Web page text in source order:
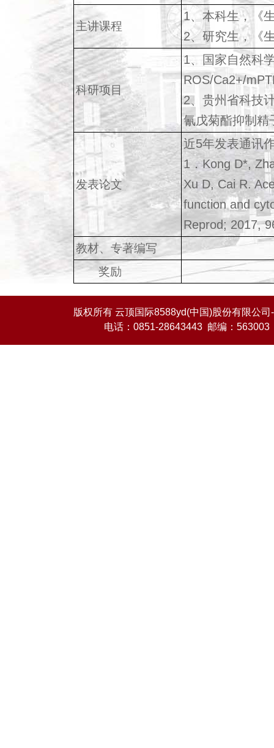
主讲课程
1、本科生，《
2、研究生，《
科研项目
1、国家自然科
ROS/Ca2+/
2、贵州省科技
氰戊菊酯抑制精
发表论文
近5年发表通讯
1．Kong D*,
Xu D, Cai R.
function and
Reprod; 2017,
教材、专著编写
奖励
版权所有 云顶国际8588yd(中国)股份有限公
电话：0851-28643443 邮编：